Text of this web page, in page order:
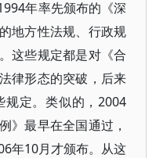
年率先颁布的《深
地方性法规、行政规
这些规定都是对《合
律形态的突破，后来
规定。类似的，2004
》最早在全国通过，
年10月才颁布。从这